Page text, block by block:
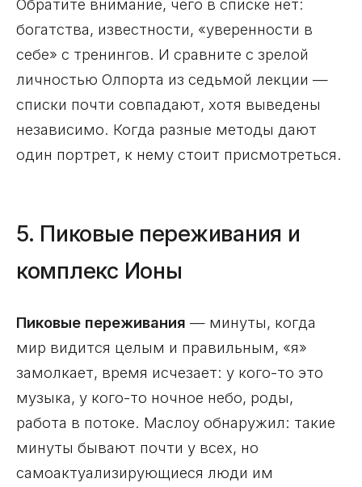
Обратите внимание, чего в списке нет:
богатства, известности, «уверенности в
себе» с тренингов. И сравните с зрелой
личностью Олпорта из седьмой лекции —
списки почти совпадают, хотя выведены
независимо. Когда разные методы дают
один портрет, к нему стоит присмотреться.
5. Пиковые переживания и
комплекс Ионы
Пиковые переживания — минуты, когда
мир видится целым и правильным, «я»
замолкает, время исчезает: у кого-то это
музыка, у кого-то ночное небо, роды,
работа в потоке. Маслоу обнаружил: такие
минуты бывают почти у всех, но
самоактуализирующиеся люди им